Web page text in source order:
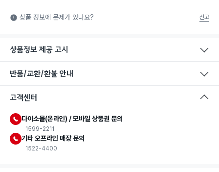
상품 정보에 문제가 있나요? 신고
상품정보 제공 고시
반품/교환/환불 안내
고객센터
다이소몰(온라인) / 모바일 상품권 문의
1599-2211
기타 오프라인 매장 문의
1522-4400